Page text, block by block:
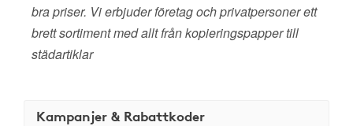
bra priser. Vi erbjuder företag och privatpersoner ett
brett sortiment med allt från kopieringspapper till
städartiklar
Kampanjer & Rabattkoder